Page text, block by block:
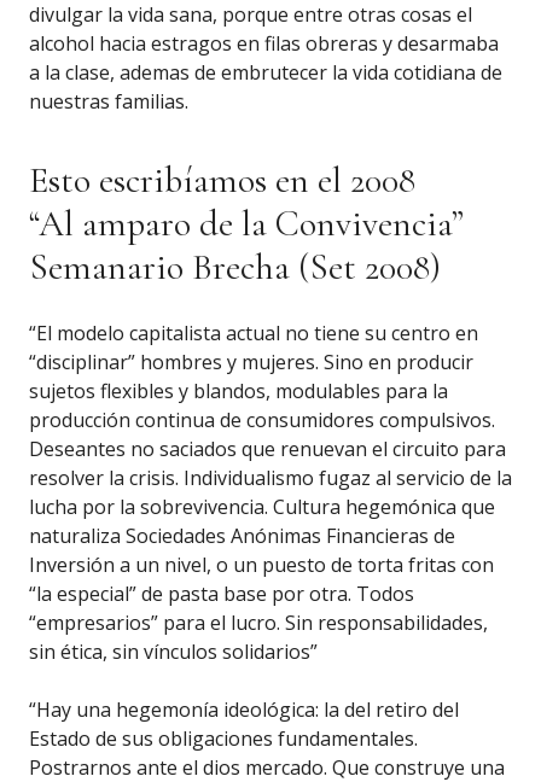
divulgar la vida sana, porque entre otras cosas el
alcohol hacia estragos en filas obreras y desarmaba
a la clase, ademas de embrutecer la vida cotidiana de
nuestras familias.
Esto escribíamos en el 2008
“Al amparo de la Convivencia”
Semanario Brecha (Set 2008)
“El modelo capitalista actual no tiene su centro en
“disciplinar” hombres y mujeres. Sino en producir
sujetos flexibles y blandos, modulables para la
producción continua de consumidores compulsivos.
Deseantes no saciados que renuevan el circuito para
resolver la crisis. Individualismo fugaz al servicio de la
lucha por la sobrevivencia. Cultura hegemónica que
naturaliza Sociedades Anónimas Financieras de
Inversión a un nivel, o un puesto de torta fritas con
“la especial” de pasta base por otra. Todos
“empresarios” para el lucro. Sin responsabilidades,
sin ética, sin vínculos solidarios”
“Hay una hegemonía ideológica: la del retiro del
Estado de sus obligaciones fundamentales.
Postrarnos ante el dios mercado. Que construye una